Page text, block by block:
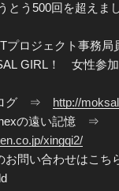
う500回を超えま
ロジェクト事務局
GIRL！ 女性参加
グ ⇒ http://
の遠い記憶 ⇒
xingqi2/
問い合わせはこ